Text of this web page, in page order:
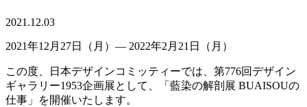
2021.12.03
2021年12月27日（月）― 2022年2月21日（月）
この度、日本デザインコミッティーでは、第776回デザイン
ギャラリー1953企画展として、「藍染の解剖展 BUAISOUの
仕事」を開催いたします。